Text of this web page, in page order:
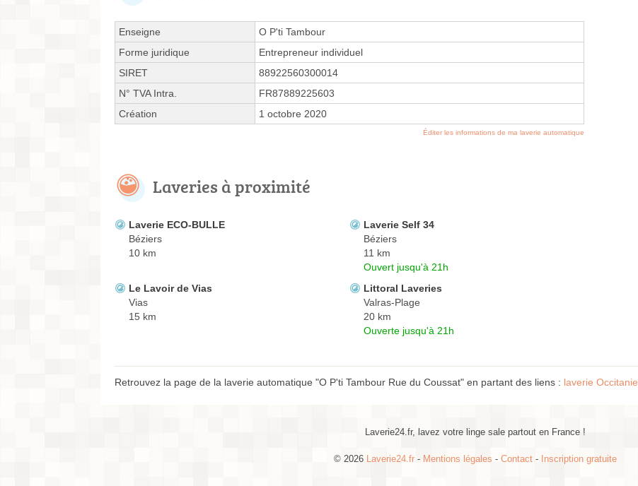
Enseigne
O P'ti Tambour
Forme juridique
Entrepreneur individuel
SIRET
88922560300014
N° TVA Intra.
FR87889225603
Création
1 octobre 2020
Éditer les informations de ma laverie automatique
Laveries à proximité
Laverie ECO-BULLE
Béziers
10 km
Laverie Self 34
Béziers
11 km
Ouvert jusqu'à 21h
Le Lavoir de Vias
Vias
15 km
Littoral Laveries
Valras-Plage
20 km
Ouverte jusqu'à 21h
Retrouvez la page de la laverie automatique "O P'ti Tambour Rue du Coussat" en partant des liens : laverie Occitanie
Laverie24.fr, lavez votre linge sale partout en France !
© 2026 Laverie24.fr - Mentions légales - Contact - Inscription gratuite